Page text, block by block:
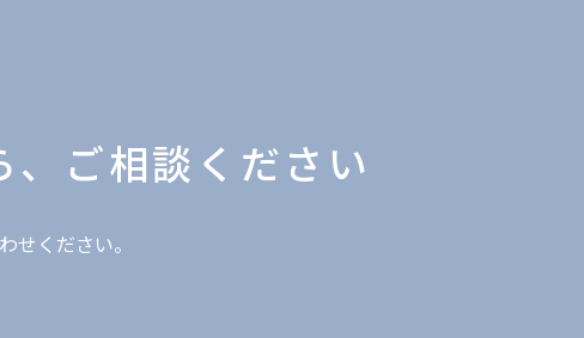
ご相談ください
せください。